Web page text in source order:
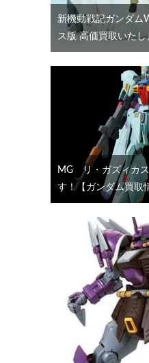
新機動戦記ガンダ
ス版 高価買取いたし
MG リ・ガズィカ
す！【ガンダム買取